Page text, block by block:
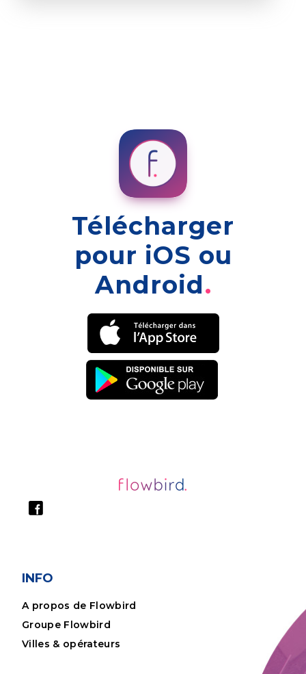
Télécharger
pour iOS ou
Android
INFO
A propos de Flowbird
Groupe Flowbird
Villes & opérateurs